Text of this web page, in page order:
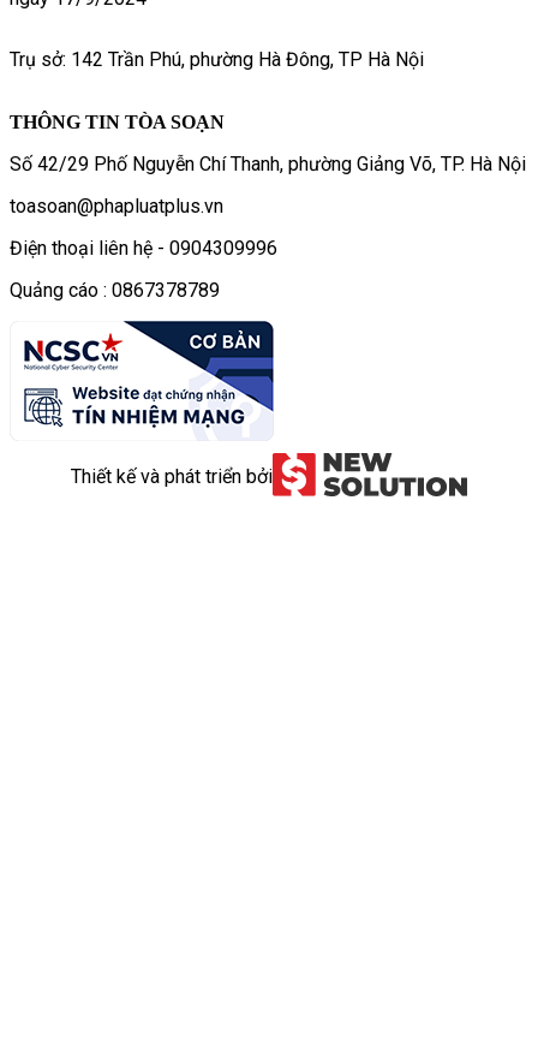
Trụ sở: 142 Trần Phú, phường Hà Đông, TP Hà Nội
THÔNG TIN TÒA SOẠN
Số 42/29 Phố Nguyễn Chí Thanh, phường Giảng Võ, TP. Hà Nội
toasoan@phapluatplus.vn
Điện thoại liên hệ - 0904309996
Quảng cáo : 0867378789
Thiết kế và phát triển bởi